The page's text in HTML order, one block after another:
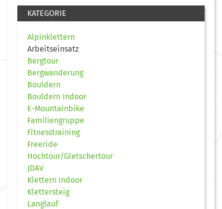
KATEGORIE
Alpinklettern
Arbeitseinsatz
Bergtour
Bergwanderung
Bouldern
Bouldern Indoor
E-Mountainbike
Familiengruppe
Fitnesstraining
Freeride
Hochtour/Gletschertour
JDAV
Klettern Indoor
Klettersteig
Langlauf